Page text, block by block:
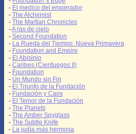
- El medico del emperador
- The Alchemist
- The Martian Chronicles
-A ras de cielo
- Second Foundation
- La Rueda del Tiempo: Nueva Primavera
- Foundation and Empire
- El Abisinio
- Caribes (Cienfuegos II)
- Foundation
- Un Mundo sin Fin
- El Triunfo de la Fundación
- Fundación y Caos
- El Temor de la Fundación
- The Planets
- The Amber Spyglass
- The Subtle Knife
- La judía más hermosa